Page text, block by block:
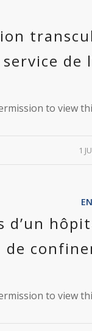
service de
to view
1
d’un
de
to view